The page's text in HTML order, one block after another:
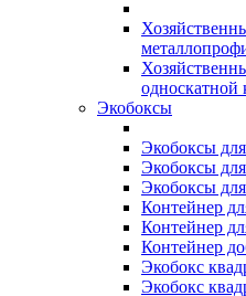
Экобоксы
Экобоксы
Экобоксы для
Экобоксы
Контейнер
Контейнер
Контейнер
Экобокс
Экобокс